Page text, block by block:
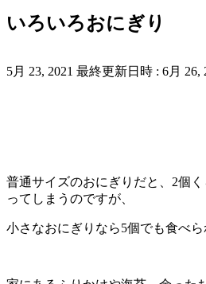
いろいろおにぎり
5月 23, 2021 最終更新日時 : 6月 26,
普通サイズのおにぎりだと、2個
ってしまうのですが、
小さなおにぎりなら5個でも食べら